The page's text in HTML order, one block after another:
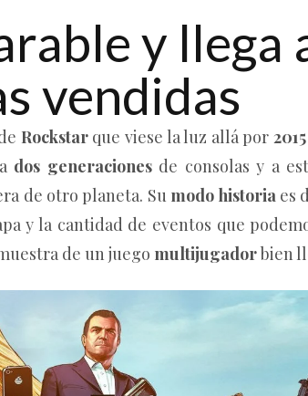
y llega
vendidas
Rockstarque viese la luz allá por 2015
dos generacionesde consolas y a
de otro planeta. Su modo historiaes
y la cantidad de eventos que
de un juego multijugadorbien